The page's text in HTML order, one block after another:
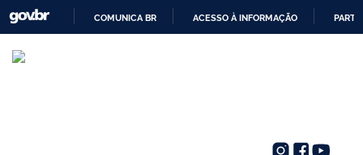
COMUNICA BR ACESSO À INFORMAÇÃO